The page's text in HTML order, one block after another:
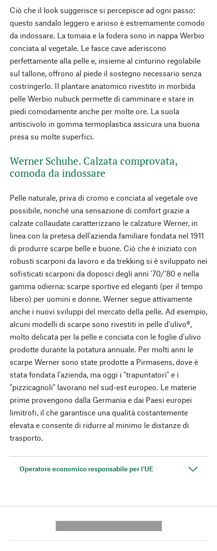
Ciò che il look suggerisce si percepisce ad ogni passo:
questo sandalo leggero e arioso è estremamente comodo
da indossare. La tomaia e la fodera sono in nappa Werbio
conciata al vegetale. Le fasce cave aderiscono
perfettamente alla pelle e, insieme al cinturino regolabile
sul tallone, offrono al piede il sostegno necessario senza
costringerlo. Il plantare anatomico rivestito in morbida
pelle Werbio nubuck permette di camminare e stare in
piedi comodamente anche per molte ore. La suola
antiscivolo in gomma termoplastica assicura una buona
presa su molte superfici.
Werner Schuhe. Calzata comprovata,
comoda da indossare
Pelle naturale, priva di cromo e conciata al vegetale ove
possibile, nonché una sensazione di comfort grazie a
calzate collaudate caratterizzano le calzature Werner, in
linea con la pretesa dell'azienda familiare fondata nel 1911
di produrre scarpe belle e buone. Ciò che è iniziato con
robusti scarponi da lavoro e da trekking si è sviluppato nei
sofisticati scarponi da doposci degli anni '70/'80 e nella
gamma odierna: scarpe sportive ed eleganti (per il tempo
libero) per uomini e donne. Werner segue attivamente
anche i nuovi sviluppi del mercato della pelle. Ad esempio,
alcuni modelli di scarpe sono rivestiti in pelle d'ulivo®,
molto delicata per la pelle e conciata con le foglie d'ulivo
prodotte durante la potatura annuale. Per molti anni le
scarpe Werner sono state prodotte a Pirmasens, dove è
stata fondata l'azienda, ma oggi i "trapuntatori" e i
"pizzicagnoli" lavorano nel sud-est europeo. Le materie
prime provengono dalla Germania e dai Paesi europei
limitrofi, il che garantisce una qualità costantemente
elevata e consente di ridurre al minimo le distanze di
trasporto.
Operatore economico responsabile per l'UE